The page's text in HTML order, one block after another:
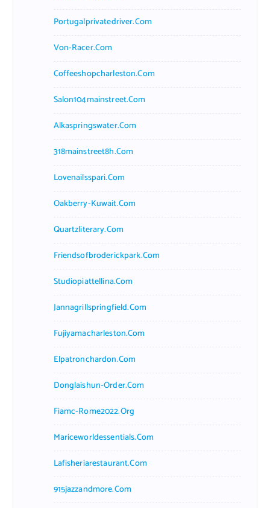
Portugalprivatedriver.com
Von-Racer.com
Coffeeshopcharleston.com
Salon104mainstreet.com
Alkaspringswater.com
318mainstreet8h.com
Lovenailsspari.com
Oakberry-Kuwait.com
Quartzliterary.com
Friendsofbroderickpark.com
Studiopiattellina.com
Jannagrillspringfield.com
Fujiyamacharleston.com
Elpatronchardon.com
Donglaishun-Order.com
Fiamc-Rome2022.org
Mariceworldessentials.com
Lafisheriarestaurant.com
915jazzandmore.com